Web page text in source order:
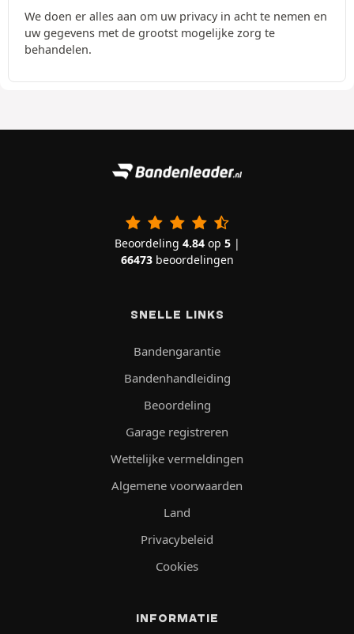
We doen er alles aan om uw privacy in acht te nemen en
uw gegevens met de grootst mogelijke zorg te
behandelen.
Beoordeling 4.84op 5|
66473beoordelingen
SNELLE LINKS
Bandengarantie
Bandenhandleiding
Beoordeling
Garage registreren
Wettelijke vermeldingen
Algemene voorwaarden
Land
Privacybeleid
Cookies
INFORMATIE